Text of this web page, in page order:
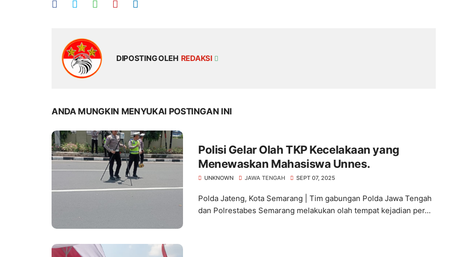
DIPOSTING OLEH REDAKSI
ANDA MUNGKIN MENYUKAI POSTINGAN INI
Polisi Gelar Olah TKP Kecelakaan yang
Menewaskan Mahasiswa Unnes.
UNKNOWN JAWA TENGAH SEPT 07, 2025
Polda Jateng, Kota Semarang | Tim gabungan Polda Jawa Tengah
dan Polrestabes Semarang melakukan olah tempat kejadian per...